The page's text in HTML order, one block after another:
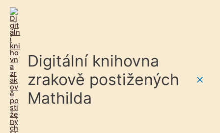
Digitální knihovna
zrakově postižených
Mathilda